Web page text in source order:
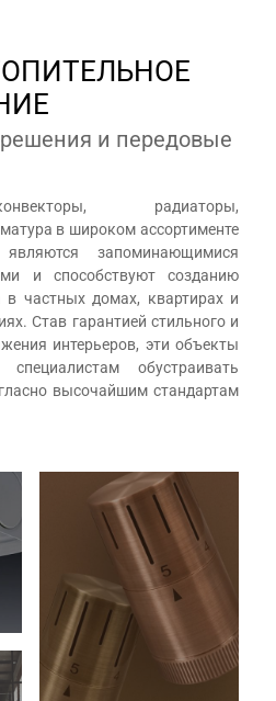
и передовые
радиаторы,
в широком ассортименте
запоминающимися
и способствуют созданию
в частных домах, квартирах и
Став гарантией стильного и
интерьеров, эти объекты
обустраивать
высочайшим стандартам